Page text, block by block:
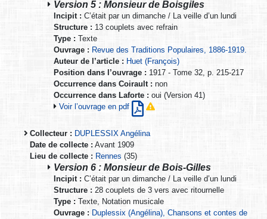
Version 5 : Monsieur de Boisgiles
Incipit : C’était par un dimanche / La veille d’un lundi
Structure : 13 couplets avec refrain
Type : Texte
Ouvrage : Revue des Traditions Populaires, 1886-1919.
Auteur de l’article : Huet (François)
Position dans l’ouvrage : 1917 - Tome 32, p. 215-217
Occurrence dans Coirault : non
Occurrence dans Laforte : oui (Version 41)
Voir l’ouvrage en pdf
Collecteur : DUPLESSIX Angélina
Date de collecte : Avant 1909
Lieu de collecte : Rennes (35)
Version 6 : Monsieur de Bois-Gilles
Incipit : C’était par un dimanche / La veille d’un lundi
Structure : 28 couplets de 3 vers avec ritournelle
Type : Texte, Notation musicale
Ouvrage : Duplessix (Angélina), Chansons et contes de